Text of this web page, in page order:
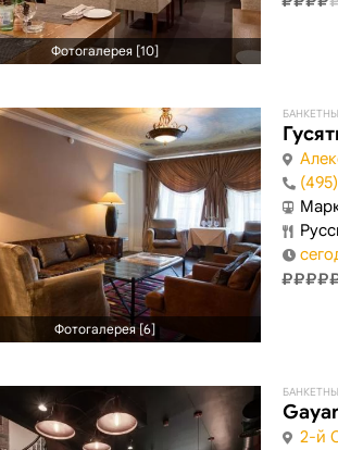
Фотогалерея [10]
Фотогалерея [6]
2-й